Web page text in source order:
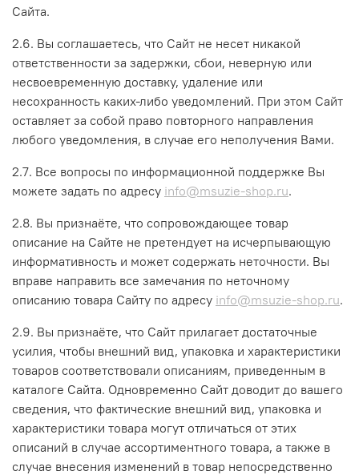
Сайта.
2.6. Вы соглашаетесь, что Сайт не несет никакой
ответственности за задержки, сбои, неверную или
несвоевременную доставку, удаление или
несохранность каких-либо уведомлений. При этом Сайт
оставляет за собой право повторного направления
любого уведомления, в случае его неполучения Вами.
2.7. Все вопросы по информационной поддержке Вы
можете задать по адресу info@msuzie-shop.ru.
2.8. Вы признаёте, что сопровождающее товар
описание на Сайте не претендует на исчерпывающую
информативность и может содержать неточности. Вы
вправе направить все замечания по неточному
описанию товара Сайту по адресу info@msuzie-shop.ru.
2.9. Вы признаёте, что Сайт прилагает достаточные
усилия, чтобы внешний вид, упаковка и характеристики
товаров соответствовали описаниям, приведенным в
каталоге Сайта. Одновременно Сайт доводит до вашего
сведения, что фактические внешний вид, упаковка и
характеристики товара могут отличаться от этих
описаний в случае ассортиментного товара, а также в
случае внесения изменений в товар непосредственно